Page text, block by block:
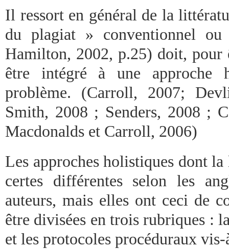
Il ressort en général de la
du plagiat » conventionnel
Hamilton, 2002, p.25) doit, pour
être intégré à une approche
problème. (Carroll, 2007;
Smith, 2008 ; Senders, 2008 ;
Macdonalds et Carroll, 2006)
Les approches holistiques dont
certes différentes selon les
auteurs, mais elles ont ceci de
être divisées en trois rubriques :
et les protocoles procéduraux